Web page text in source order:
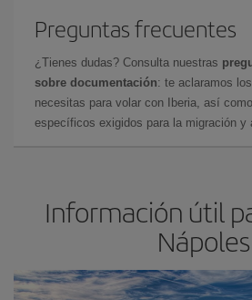
Preguntas frecuentes
¿Tienes dudas? Consulta nuestras
sobre documentación: te aclaramos
necesitas para volar con Iberia, así
específicos exigidos para la migración y
Información útil
Nápoles